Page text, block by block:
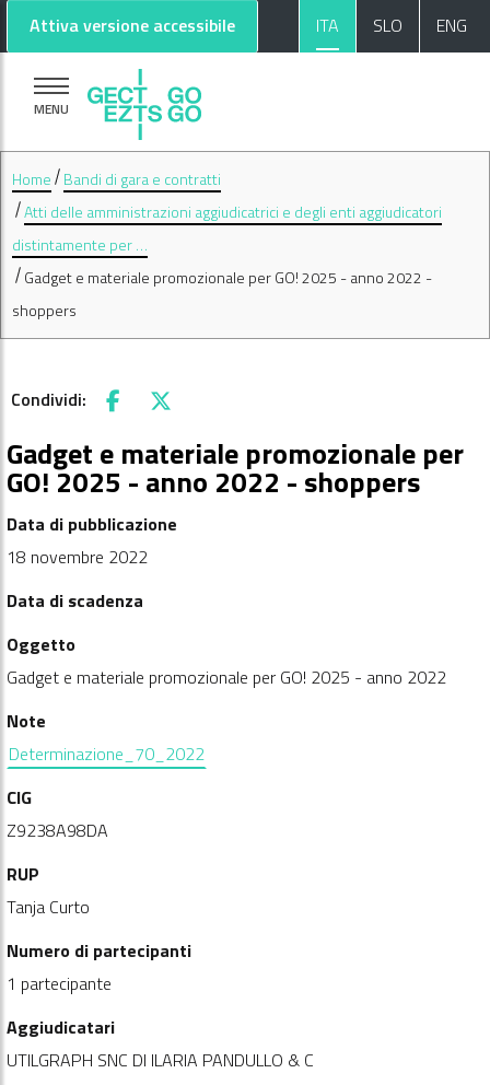
Vai al contenuto principale
Vai al footer
Attiva versione accessibile ITA SLO ENG
MENU
Home
Bandi di gara e contratti
Atti delle amministrazioni aggiudicatrici e degli enti aggiudicatori
distintamente per …
Gadget e materiale promozionale per GO! 2025 - anno 2022 -
shoppers
Condividi: Facebook
X
Gadget e materiale promozionale per
GO! 2025 - anno 2022 - shoppers
Data di pubblicazione
18 novembre 2022
Data di scadenza
Oggetto
Gadget e materiale promozionale per GO! 2025 - anno 2022
Note
Determinazione_70_2022
CIG
Z9238A98DA
RUP
Tanja Curto
Numero di partecipanti
1 partecipante
Aggiudicatari
UTILGRAPH SNC DI ILARIA PANDULLO & C